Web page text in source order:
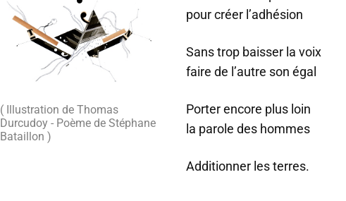
( Illustration de Thomas
Durcudoy - Poème de Stéphane
Bataillon )
pour créer l’adhésion
Sans trop baisser la voix
faire de l’autre son égal
Porter encore plus loin
la parole des hommes
Additionner les terres.